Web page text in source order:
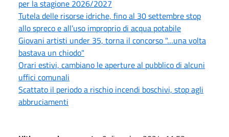
per la stagione 2026/2027
Tutela delle risorse idriche, fino al 30 settembre stop
allo spreco e all’uso improprio di acqua potabile
Giovani artisti under 35, torna il concorso "…una volta
bastava un chiodo"
Orari estivi, cambiano le aperture al pubblico di alcuni
uffici comunali
Scattato il periodo a rischio incendi boschivi, stop agli
abbruciamenti